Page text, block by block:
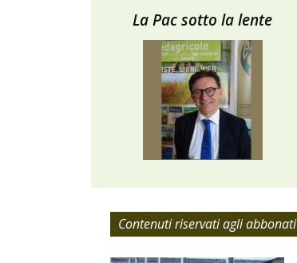
La Pac sotto la lente
Contenuti riservati agli abbonati